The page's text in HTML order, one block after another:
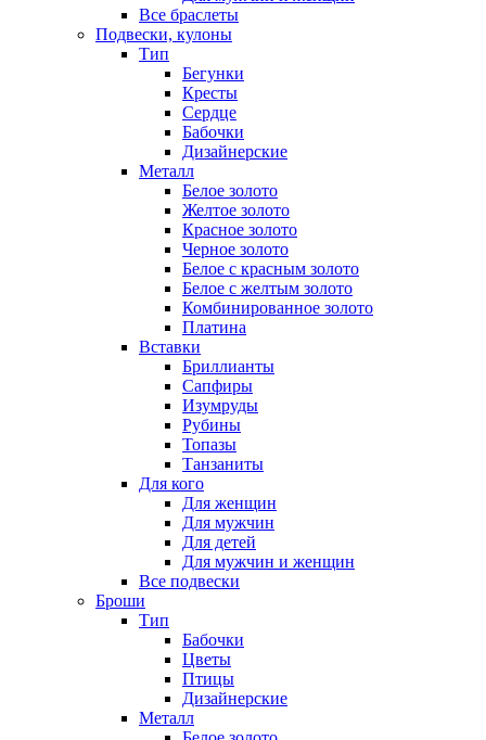
Все браслеты
Подвески, кулоны
Тип
Бегунки
Кресты
Сердце
Бабочки
Дизайнерские
Металл
Белое золото
Желтое золото
Красное золото
Черное золото
Белое с красным золото
Белое с желтым золото
Комбинированное золото
Платина
Вставки
Бриллианты
Сапфиры
Изумруды
Рубины
Топазы
Танзаниты
Для кого
Для женщин
Для мужчин
Для детей
Для мужчин и женщин
Все подвески
Броши
Тип
Бабочки
Цветы
Птицы
Дизайнерские
Металл